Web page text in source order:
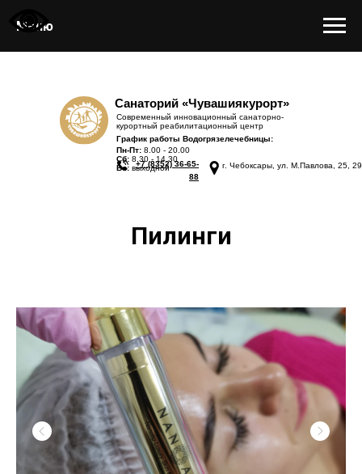
Меню
Санаторий «Чувашиякурорт»
Современный инновационный санаторно-
курортный реабилитационный центр
График работы Водогрязелечебницы:
Пн-Пт: 8.00 - 20.00
Сб: 8.30 - 14.30
Вс: выходной г. Чебоксары, ул. М.Павлова, 25, 29
+7 (8352) 36-65-
88
Пилинги